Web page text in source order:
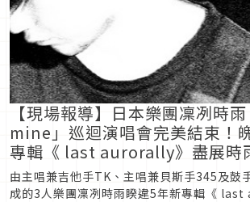
【現場報導】日本樂團凜冽時
mine」巡迴演唱會完美結束！
專輯《 last aurorally》盡展時
由主唱兼吉他手TK、主唱兼貝斯手345及鼓
成的3人樂團凜冽時雨睽違5年新專輯《